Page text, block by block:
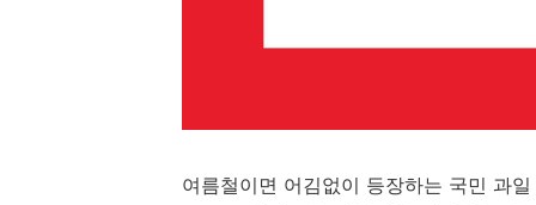
여름철이면 어김없이 등장하는 국민 과일